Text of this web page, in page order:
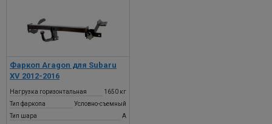
Фаркоп Aragon для Subaru
XV 2012-2016
Нагрузка горизонтальная
1650 кг
Тип фаркопа
Условно-съемный
Тип шара
A